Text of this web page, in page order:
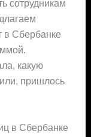
сотрудникам
в Сбербанке
какую
пришлось
в Сбербанке